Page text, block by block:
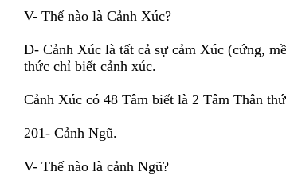
V- Thế nào là Cảnh Xúc?
Ð- Cảnh Xúc là tất cả sự cảm Xúc (cứng,
thức chỉ biết cảnh xúc.
Cảnh Xúc có 48 Tâm biết là 2 Tâm Thân
201- Cảnh Ngũ.
V- Thế nào là cảnh Ngũ?